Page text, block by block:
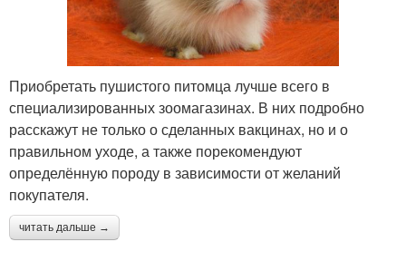
Приобретать пушистого питомца лучше всего в
специализированных зоомагазинах. В них подробно
расскажут не только о сделанных вакцинах, но и о
правильном уходе, а также порекомендуют
определённую породу в зависимости от желаний
покупателя.
читать дальше →